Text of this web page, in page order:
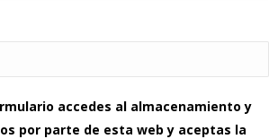
accedes al almacenamiento y
por parte de esta web y aceptas la